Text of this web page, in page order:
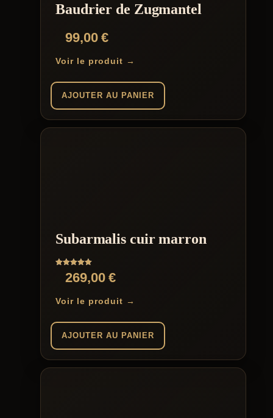
Baudrier de Zugmantel
99,00€
Voir le produit →
AJOUTER AU PANIER
Subarmalis cuir marron
Note
5.00269,00€
Voir le produit →
AJOUTER AU PANIER